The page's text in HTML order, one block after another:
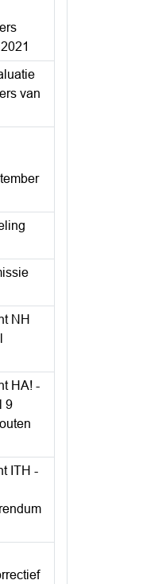
van
NH
HA! -
9
ITH -